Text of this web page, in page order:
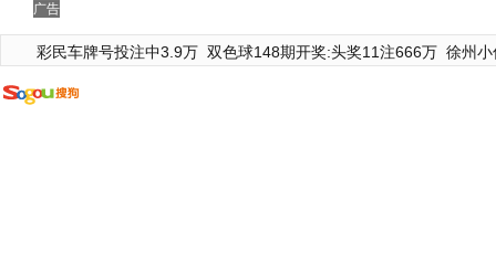
广告
彩民车牌号投注中3.9万 双色球148期开奖:头奖11注666万 徐州